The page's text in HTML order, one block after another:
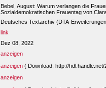
Bebel, August: Warum verlangen die
Sozialdemokratischen Frauentag von
Deutsches Textarchiv (DTA-
link
Dez 08, 2022
anzeigen
anzeigen ( Download: http://
anzeigen